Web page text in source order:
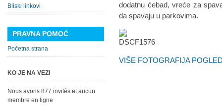
dodatnu ćebad, vreće za
da spavaju u parkovima.
VIŠE FOTOGRAFIJA
Bliski linkovi
PRAVNA POMOĆ
Početna strana
KO JE NA VEZI
Nous avons 877 invités et aucun
membre en ligne